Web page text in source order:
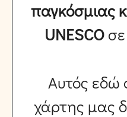
παγκόσμιας
UNESCOσε
Αυτός εδώ
χάρτης μας